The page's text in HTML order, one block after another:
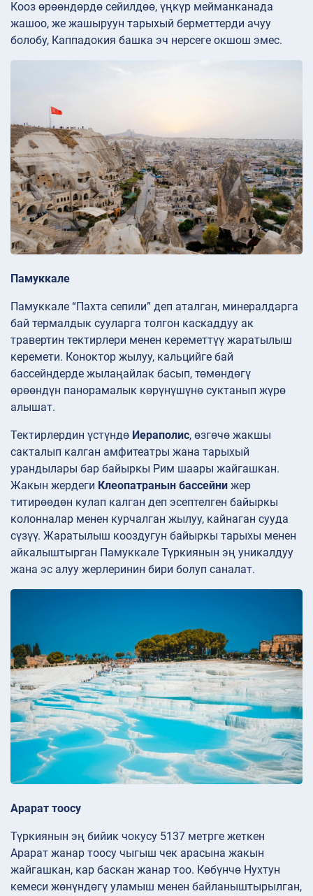
Кооз өрөөндөрдө сейилдөө, үңкүр мейманканада
жашоо, же жашыруун тарыхый берметтерди ачуу
болобу, Каппадокия башка эч нерсеге окшош эмес.
Памуккале
Памуккале “Пахта сепили” деп аталган, минералдарга
бай термалдык сууларга толгон каскаддуу ак
травертин тектирлери менен кереметтүү жаратылыш
керемети. Коноктор жылуу, кальцийге бай
бассейндерде жылаңайлак басып, төмөндөгү
өрөөндүн панорамалык көрүнүшүнө суктанып жүрө
алышат.
Тектирлердин үстүндө Иераполис, өзгөчө жакшы
сакталып калган амфитеатры жана тарыхый
урандылары бар байыркы Рим шаары жайгашкан.
Жакын жердеги Клеопатранын бассейни жер
титирөөдөн кулап калган деп эсептелген байыркы
колонналар менен курчалган жылуу, кайнаган сууда
сүзүү. Жаратылыш кооздугун байыркы тарыхы менен
айкалыштырган Памуккале Түркиянын эң уникалдуу
жана эс алуу жерлеринин бири болуп саналат.
Арарат тоосу
Түркиянын эң бийик чокусу 5137 метрге жеткен
Арарат жанар тоосу чыгыш чек арасына жакын
жайгашкан, кар баскан жанар тоо. Көбүнчө Нухтун
кемеси жөнүндөгү уламыш менен байланыштырылган,